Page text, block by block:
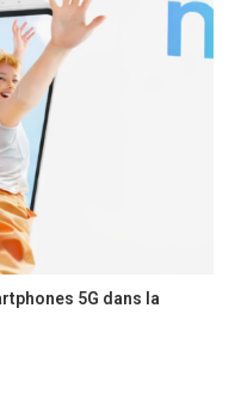
5G dans la